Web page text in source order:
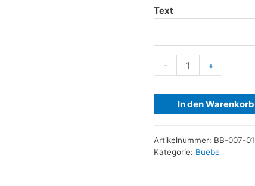
Text
- +
In den Warenkorb
Artikelnummer: BB-007-01
Kategorie: Buebe